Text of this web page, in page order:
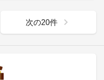
次の20件